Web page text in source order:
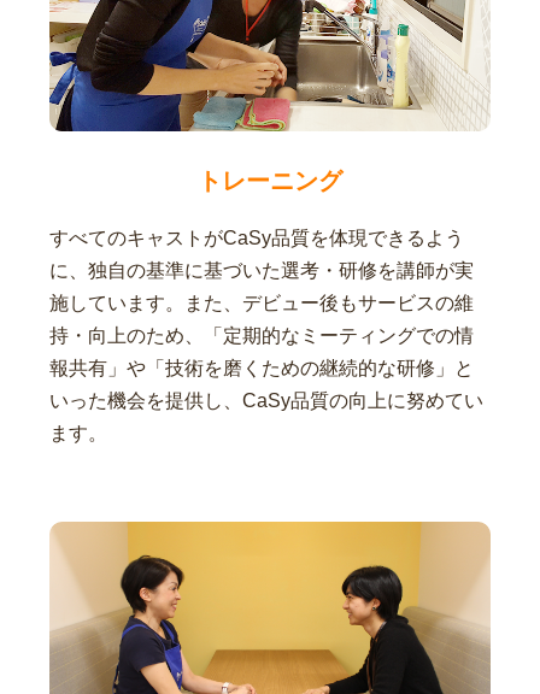
トレーニング
すべてのキャストがCaSy品質を体現できるよう
に、独自の基準に基づいた選考・研修を講師が実
施しています。また、デビュー後もサービスの維
持・向上のため、「定期的なミーティングでの情
報共有」や「技術を磨くための継続的な研修」と
いった機会を提供し、CaSy品質の向上に努めてい
ます。